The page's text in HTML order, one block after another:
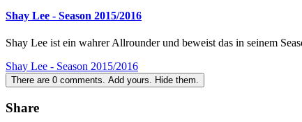
Shay Lee - Season 2015/2016
Shay Lee ist ein wahrer Allrounder und beweist das in seinem
Shay Lee - Season 2015/2016
There are 0 comments. Add yours. Hide them.
Share